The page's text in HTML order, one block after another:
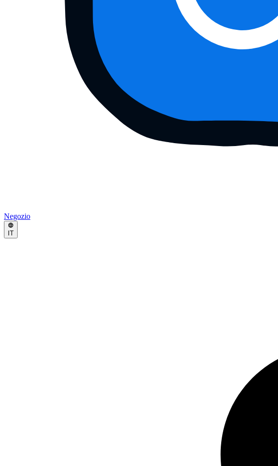
Negozio
IT